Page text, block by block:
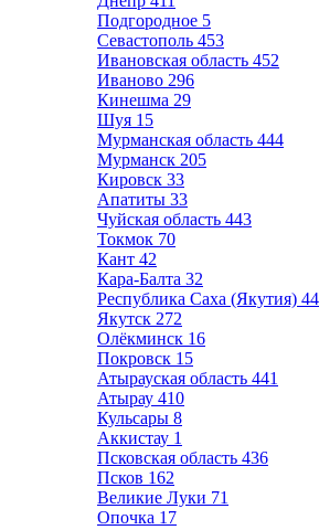
Подгородное 5
Севастополь 453
Ивановская область 452
Иваново 296
Кинешма 29
Шуя 15
Мурманская область 444
Мурманск 205
Кировск 33
Апатиты 33
Чуйская область 443
Токмок 70
Кант 42
Кара-Балта 32
Республика Саха (Якутия)
Якутск 272
Олёкминск 16
Покровск 15
Атырауская область 441
Атырау 410
Кульсары 8
Аккистау 1
Псковская область 436
Псков 162
Великие Луки 71
Опочка 17